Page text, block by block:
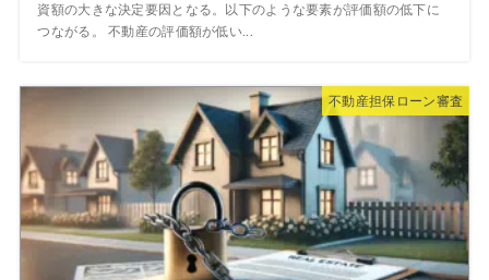
資額の大きな決定要因となる。以下のような要素が評価額の低下に
つながる。 不動産の評価額が低い...
不動産担保ローン審査